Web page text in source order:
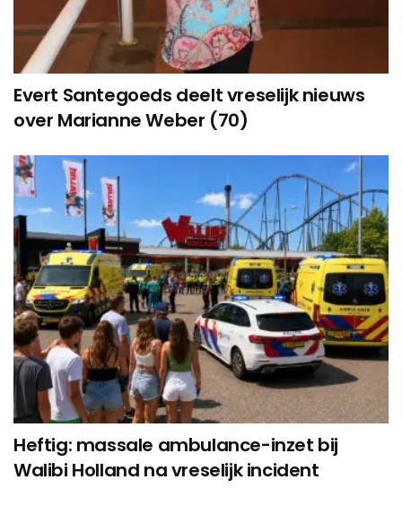
Evert Santegoeds deelt vreselijk nieuws
over Marianne Weber (70)
Heftig: massale ambulance-inzet bij
Walibi Holland na vreselijk incident